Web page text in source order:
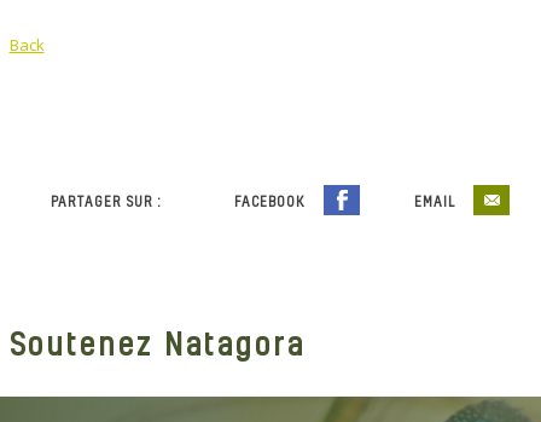
Back
PARTAGER SUR : FACEBOOK EMAIL
Soutenez Natagora